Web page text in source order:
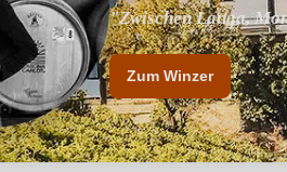
"Zwischen Langa,
"Weingut seit 1800"
Zum Winzer